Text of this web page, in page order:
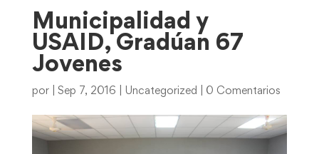
Municipalidad y
USAID, Gradúan 67
Jovenes
por Sep 7, 2016 Uncategorized 0 Comentarios